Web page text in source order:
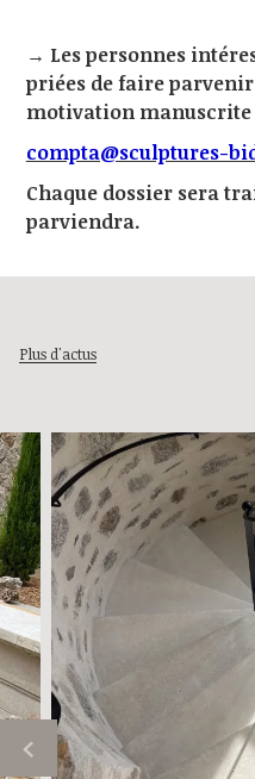
→ Les personnes
priées de faire
motivation manuscrite
compta@sculptures-
Chaque dossier sera
parviendra.
Plus d'actus